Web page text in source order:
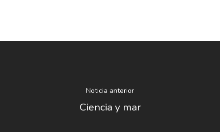
Noticia anterior
Ciencia y mar